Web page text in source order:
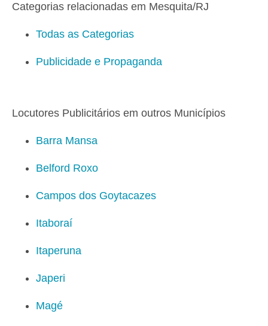
Categorias relacionadas em Mesquita/RJ
Todas as Categorias
Publicidade e Propaganda
Locutores Publicitários em outros Municípios
Barra Mansa
Belford Roxo
Campos dos Goytacazes
Itaboraí
Itaperuna
Japeri
Magé